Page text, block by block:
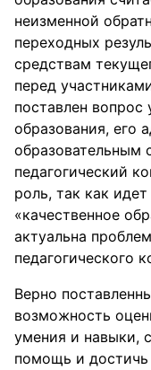
неизменной
переходных
средствам
перед
поставлен вопрос
образования, его
образовательным
педагогический
роль, так как
«качественное
актуальна
педагогического
Верно
возможность
умения и навыки,
помощь и достичь